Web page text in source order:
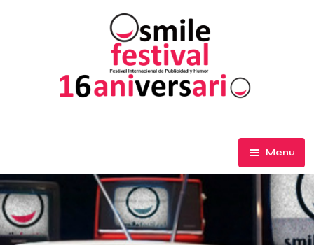
Menu
El Festival
Participa